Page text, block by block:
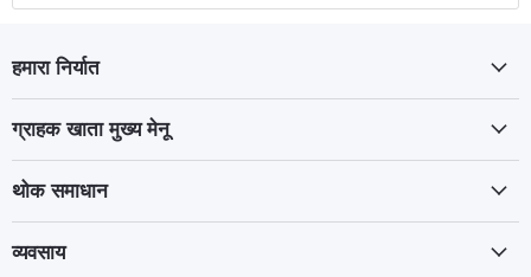
हमारा निर्यात
ग्राहक खाता मुख्य मेनू
थोक समाधान
व्यवसाय